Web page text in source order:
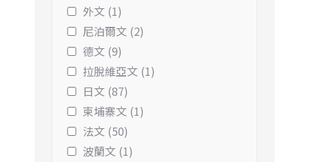
外文 (1)
尼泊爾文 (2)
德文 (9)
拉脫維亞文 (1)
日文 (87)
柬埔寨文 (1)
法文 (50)
波蘭文 (1)